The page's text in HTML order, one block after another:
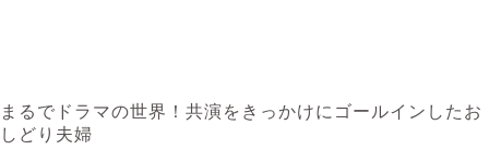
まるでドラマの世界！共演をきっかけにゴールインしたお
しどり夫婦